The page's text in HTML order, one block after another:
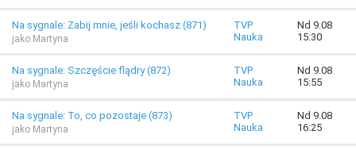
Na sygnale: Zabij mnie, jeśli kochasz (871)
jako Martyna
TVP
Nauka
Nd 9.08
15:30
Na sygnale: Szczęście flądry (872)
jako Martyna
TVP
Nauka
Nd 9.08
15:55
Na sygnale: To, co pozostaje (873)
jako Martyna
TVP
Nauka
Nd 9.08
16:25